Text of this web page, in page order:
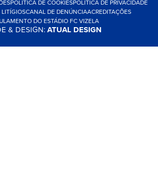
POLÍTICA DE COOKIESPOLÍTICA DE PRIVACIDADE
CANAL DE DENÚNCIAACREDITAÇÕES
DO ESTÁDIO FC VIZELA
& DESIGN:ATUAL DESIGN